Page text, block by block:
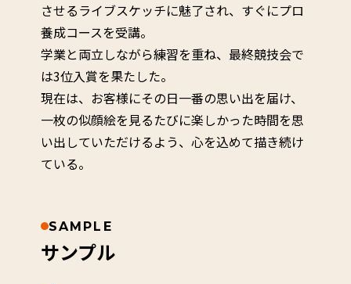
させるライブスケッチに魅了され、すぐにプロ
養成コースを受講。
学業と両立しながら練習を重ね、最終競技会で
は3位入賞を果たした。
現在は、お客様にその日一番の思い出を届け、
一枚の似顔絵を見るたびに楽しかった時間を思
い出していただけるよう、心を込めて描き続け
ている。
SAMPLE
サンプル